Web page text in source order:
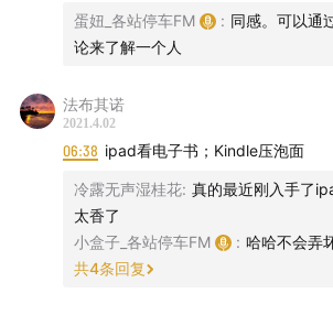
当“读者”参与了“对话”
开放的可能性中，更要有谨慎的态
蛋妞_各站停车FM : 同感。可以通
论来了解一个人
法布其诺
2021.4.02
06:38 ipad看电子书；Kindle压泡面
冷露无声湿桂花: 真的最近刚入手了
太香了
小盒子_各站停车FM
: 哈哈不会弄
共4条回复